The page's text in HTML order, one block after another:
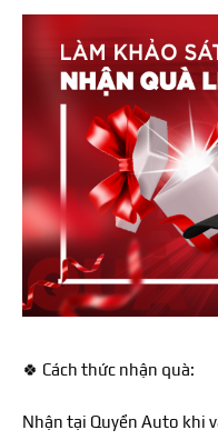
🍀 Cách thức nhận quà:
Nhận tại Quyền Auto khi